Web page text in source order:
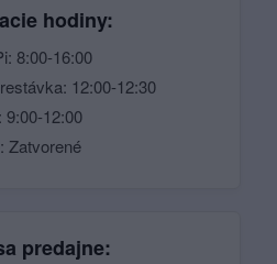
hodiny:
8:00-16:00
12:00-12:30
9:00-12:00
Zatvorené
predajne: